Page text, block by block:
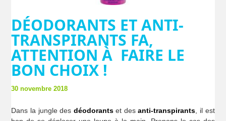
DÉODORANTS ET ANTI-
TRANSPIRANTS FA,
ATTENTION À FAIRE LE
BON CHOIX !
30 novembre 2018
Dans la jungle des déodorantset desanti-transpirants , il est